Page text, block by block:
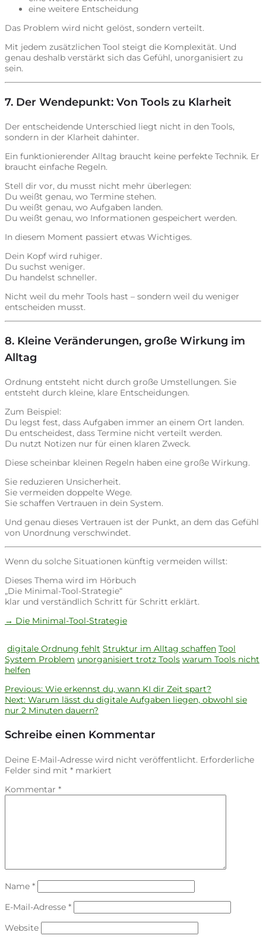
eine weitere Entscheidung
Das Problem wird nicht gelöst, sondern verteilt.
Mit jedem zusätzlichen Tool steigt die Komplexität. Und
genau deshalb verstärkt sich das Gefühl, unorganisiert zu
sein.
7. Der Wendepunkt: Von Tools zu Klarheit
Der entscheidende Unterschied liegt nicht in den Tools,
sondern in der Klarheit dahinter.
Ein funktionierender Alltag braucht keine perfekte Technik. Er
braucht einfache Regeln.
Stell dir vor, du musst nicht mehr überlegen:
Du weißt genau, wo Termine stehen.
Du weißt genau, wo Aufgaben landen.
Du weißt genau, wo Informationen gespeichert werden.
In diesem Moment passiert etwas Wichtiges.
Dein Kopf wird ruhiger.
Du suchst weniger.
Du handelst schneller.
Nicht weil du mehr Tools hast – sondern weil du weniger
entscheiden musst.
8. Kleine Veränderungen, große Wirkung im
Alltag
Ordnung entsteht nicht durch große Umstellungen. Sie
entsteht durch kleine, klare Entscheidungen.
Zum Beispiel:
Du legst fest, dass Aufgaben immer an einem Ort landen.
Du entscheidest, dass Termine nicht verteilt werden.
Du nutzt Notizen nur für einen klaren Zweck.
Diese scheinbar kleinen Regeln haben eine große Wirkung.
Sie reduzieren Unsicherheit.
Sie vermeiden doppelte Wege.
Sie schaffen Vertrauen in dein System.
Und genau dieses Vertrauen ist der Punkt, an dem das Gefühl
von Unordnung verschwindet.
Wenn du solche Situationen künftig vermeiden willst:
Dieses Thema wird im Hörbuch
„Die Minimal-Tool-Strategie“
klar und verständlich Schritt für Schritt erklärt.
→ Die Minimal-Tool-Strategie
digitale Ordnung fehlt Struktur im Alltag schaffen Tool
System Problem unorganisiert trotz Tools warum Tools nicht
helfen
Beitragsnavigation
Previous: Previous
post:
Wie erkennst du, wann KI dir Zeit spart?
Next: Next
post:
Warum lässt du digitale Aufgaben liegen, obwohl sie
nur 2 Minuten dauern?
Schreibe einen Kommentar
Deine E-Mail-Adresse wird nicht veröffentlicht. Erforderliche
Felder sind mit * markiert
Kommentar *
Name *
E-Mail-Adresse *
Website